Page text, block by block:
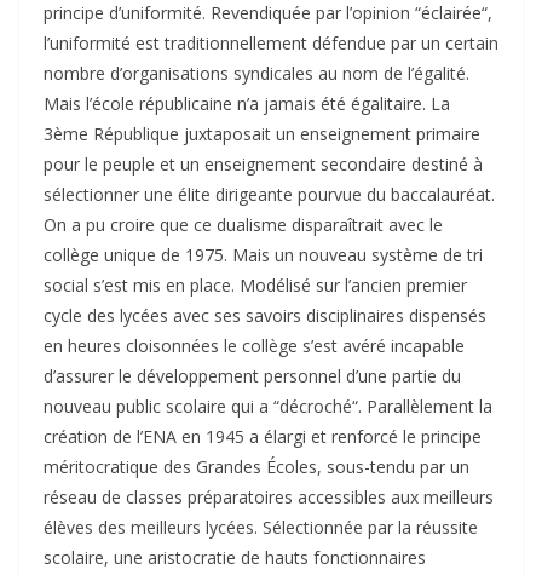
principe d’uniformité. Revendiquée par l’opinion “éclairée“,
l’uniformité est traditionnellement défendue par un certain
nombre d’organisations syndicales au nom de l’égalité.
Mais l’école républicaine n’a jamais été égalitaire. La
3ème République juxtaposait un enseignement primaire
pour le peuple et un enseignement secondaire destiné à
sélectionner une élite dirigeante pourvue du baccalauréat.
On a pu croire que ce dualisme disparaîtrait avec le
collège unique de 1975. Mais un nouveau système de tri
social s’est mis en place. Modélisé sur l’ancien premier
cycle des lycées avec ses savoirs disciplinaires dispensés
en heures cloisonnées le collège s’est avéré incapable
d’assurer le développement personnel d’une partie du
nouveau public scolaire qui a “décroché“. Parallèlement la
création de l’ENA en 1945 a élargi et renforcé le principe
méritocratique des Grandes Écoles, sous-tendu par un
réseau de classes préparatoires accessibles aux meilleurs
élèves des meilleurs lycées. Sélectionnée par la réussite
scolaire, une aristocratie de hauts fonctionnaires